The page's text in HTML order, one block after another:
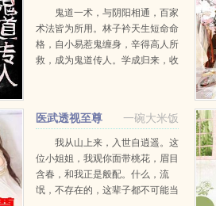
鬼道一术，与阴阳相通，百家
术法皆为所用。林子衿天生短命命
格，自小易惹鬼缠身，辛得高人所
救，成为鬼道传人。学成归来，收
一碗大米饭
医武透视至尊
我从山上来，入世自逍遥。这
位小姐姐，我观你面带桃花，眉目
含春，和我正是般配。什么，流
氓，不存在的，这辈子都不可能当